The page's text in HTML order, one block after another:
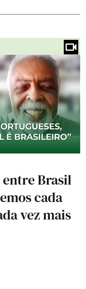
Brasil
cada
vez mais